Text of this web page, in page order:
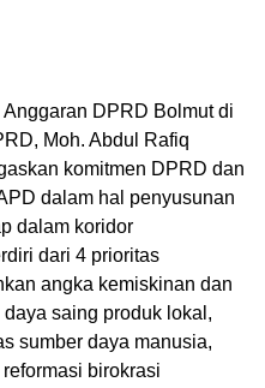
DPRD Bolmut di
Moh. Abdul Rafiq
komitmen DPRD dan
dalam hal penyusunan
dalam koridor
dari 4 prioritas
angka kemiskinan dan
saing produk lokal,
sumber daya manusia,
birokrasi